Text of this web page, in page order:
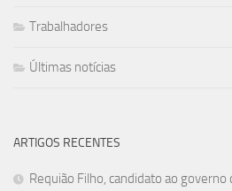
Trabalhadores
Últimas notícias
ARTIGOS RECENTES
Requião Filho, candidato ao